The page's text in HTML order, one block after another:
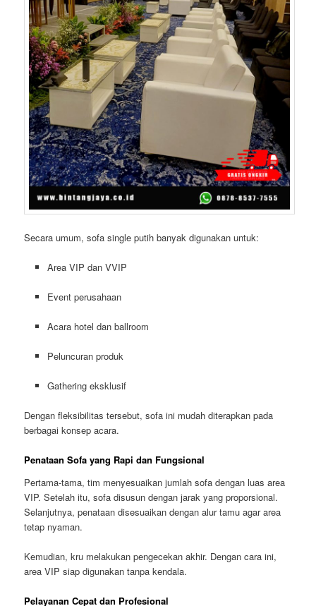
Secara umum, sofa single putih banyak digunakan untuk:
Area VIP dan VVIP
Event perusahaan
Acara hotel dan ballroom
Peluncuran produk
Gathering eksklusif
Dengan fleksibilitas tersebut, sofa ini mudah diterapkan pada
berbagai konsep acara.
Penataan Sofa yang Rapi dan Fungsional
Pertama-tama, tim menyesuaikan jumlah sofa dengan luas area
VIP. Setelah itu, sofa disusun dengan jarak yang proporsional.
Selanjutnya, penataan disesuaikan dengan alur tamu agar area
tetap nyaman.
Kemudian, kru melakukan pengecekan akhir. Dengan cara ini,
area VIP siap digunakan tanpa kendala.
Pelayanan Cepat dan Profesional